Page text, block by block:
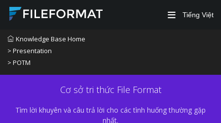
Tiếng Việt
Knowledge Base Home
> Presentation
> POTM
Cơ sở tri thức File Format
Tìm lời khuyên và câu trả lời cho các tình huống thường gặp
nhất.